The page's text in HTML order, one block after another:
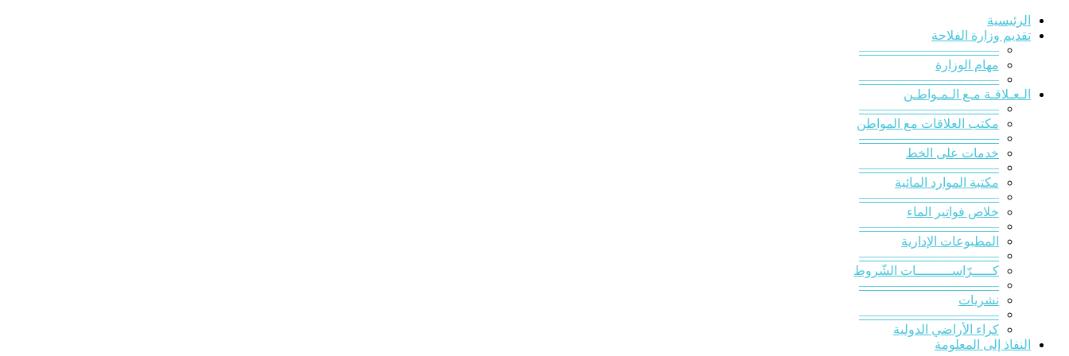
الرئيسية
تقديم وزارة الفلاحة
———————————
مهام الوزارة
———————————
الـعـلاقـة مـع الـمـواطـن
———————————
مكتب العلاقات مع المواطن
———————————
خدمات على الخط
———————————
مكتبة الموارد المائية
———————————
خلاص فواتير الماء
———————————
المطبوعات الإدارية
———————————
كـــــرّاســـــــــات الشّروط
———————————
نشريات
———————————
كراء الأراضي الدولية
النفاذ إلى المعلومة